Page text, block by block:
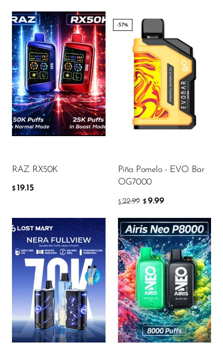
RAZ RX50K
$ 19.15
Flavor
$19.15
-57%
Piña Pomelo - EVO Bar
OG7000
$ 22.99 $ 9.99
Flavor
$20.41
Flavor
$8.38